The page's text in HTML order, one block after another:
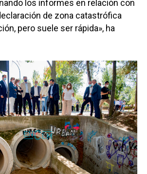
los informes en relación con
de zona catastrófica
pero suele ser rápida», ha